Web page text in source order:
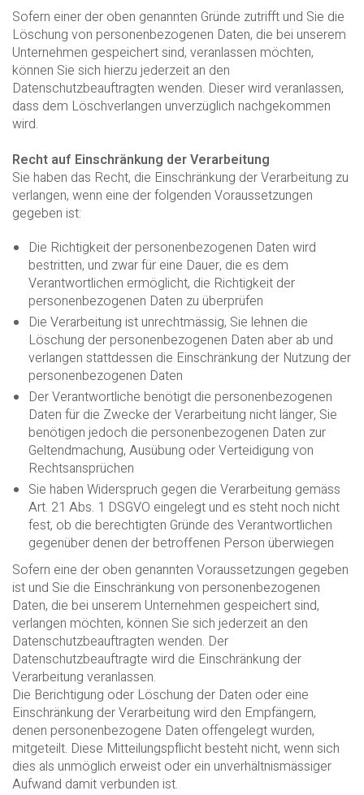
Sofern einer der oben genannten Gründe zutrifft und Sie die
Löschung von personenbezogenen Daten, die bei unserem
Unternehmen gespeichert sind, veranlassen möchten,
können Sie sich hierzu jederzeit an den
Datenschutzbeauftragten wenden. Dieser wird veranlassen,
dass dem Löschverlangen unverzüglich nachgekommen
wird.
Recht auf Einschränkung der Verarbeitung
Sie haben das Recht, die Einschränkung der Verarbeitung zu
verlangen, wenn eine der folgenden Voraussetzungen
gegeben ist:
Die Richtigkeit der personenbezogenen Daten wird
bestritten, und zwar für eine Dauer, die es dem
Verantwortlichen ermöglicht, die Richtigkeit der
personenbezogenen Daten zu überprüfen
Die Verarbeitung ist unrechtmässig, Sie lehnen die
Löschung der personenbezogenen Daten aber ab und
verlangen stattdessen die Einschränkung der Nutzung der
personenbezogenen Daten
Der Verantwortliche benötigt die personenbezogenen
Daten für die Zwecke der Verarbeitung nicht länger, Sie
benötigen jedoch die personenbezogenen Daten zur
Geltendmachung, Ausübung oder Verteidigung von
Rechtsansprüchen
Sie haben Widerspruch gegen die Verarbeitung gemäss
Art. 21 Abs. 1 DSGVO eingelegt und es steht noch nicht
fest, ob die berechtigten Gründe des Verantwortlichen
gegenüber denen der betroffenen Person überwiegen
Sofern eine der oben genannten Voraussetzungen gegeben
ist und Sie die Einschränkung von personenbezogenen
Daten, die bei unserem Unternehmen gespeichert sind,
verlangen möchten, können Sie sich jederzeit an den
Datenschutzbeauftragten wenden. Der
Datenschutzbeauftragte wird die Einschränkung der
Verarbeitung veranlassen.
Die Berichtigung oder Löschung der Daten oder eine
Einschränkung der Verarbeitung wird den Empfängern,
denen personenbezogene Daten offengelegt wurden,
mitgeteilt. Diese Mitteilungspflicht besteht nicht, wenn sich
dies als unmöglich erweist oder ein unverhältnismässiger
Aufwand damit verbunden ist.